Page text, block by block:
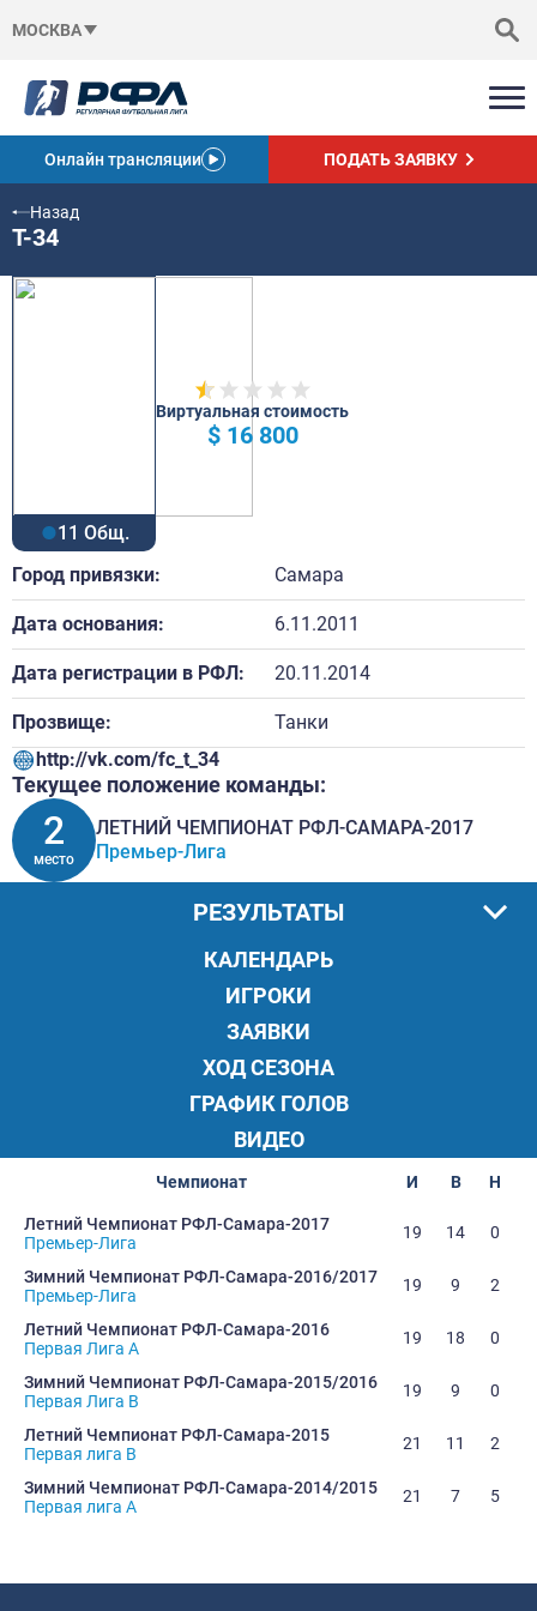
МОСКВА
Онлайн трансляции ПОДАТЬ ЗАЯВКУ
Назад
Т-34
11 Общ.
Виртуальная стоимость
$ 16 800
Город привязки: Самара
Дата основания: 6.11.2011
Дата регистрации в РФЛ: 20.11.2014
Прозвище:
Танки
http://vk.com/fc_t_34
Текущее положение команды:
2
место
ЛЕТНИЙ ЧЕМПИОНАТ РФЛ-САМАРА-2017
Премьер-Лига
РЕЗУЛЬТАТЫ
КАЛЕНДАРЬ
ИГРОКИ
ЗАЯВКИ
ХОД СЕЗОНА
ГРАФИК ГОЛОВ
ВИДЕО
Чемпионат И В Н
Летний Чемпионат РФЛ-Самара-2017
Премьер-Лига
19 14 0
Зимний Чемпионат РФЛ-Самара-2016/2017
Премьер-Лига
19 9 2
Летний Чемпионат РФЛ-Самара-2016
Первая Лига А
19 18 0
Зимний Чемпионат РФЛ-Самара-2015/2016
Первая Лига В
19 9 0
Летний Чемпионат РФЛ-Самара-2015
Первая лига В
21 11 2
Зимний Чемпионат РФЛ-Самара-2014/2015
Первая лига А
21 7 5